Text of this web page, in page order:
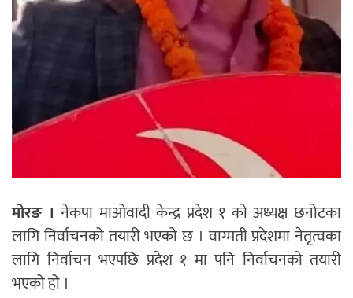
मोरङ । नेकपा माओवादी केन्द्र प्रदेश १ को अध्यक्ष छनोटका
लागि निर्वाचनको तयारी भएको छ । वाग्मती प्रदेशमा नेतृत्वका
लागि निर्वाचन भएपछि प्रदेश १ मा पनि निर्वाचनको तयारी
भएको हो ।